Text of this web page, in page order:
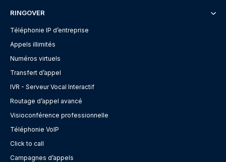
RINGOVER
Téléphonie IP d’entreprise
Appels illimités
Numéros virtuels
Transfert d’appel
IVR - Serveur Vocal Interactif
Routage d’appel avancé
Visioconférence professionnelle
Téléphonie VoIP
Click to call
Campagnes d’appels